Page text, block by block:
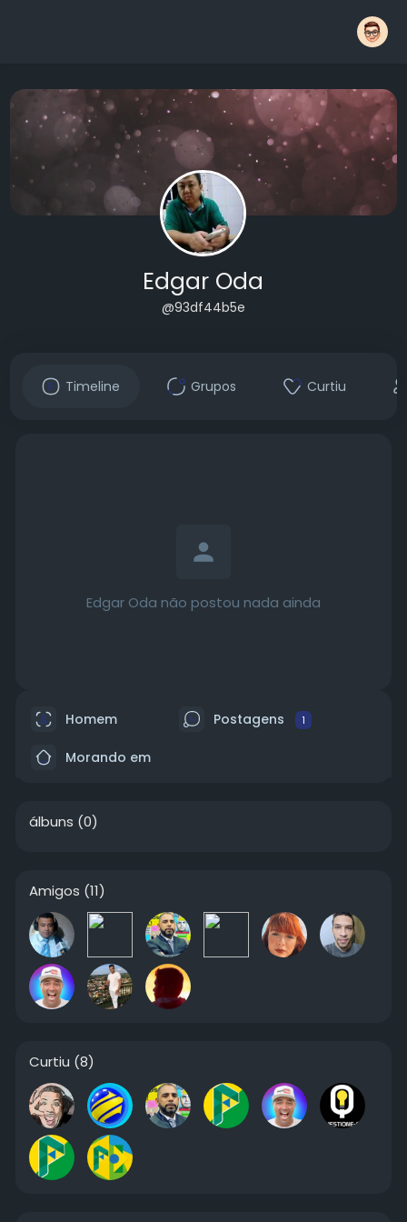
Edgar Oda
@93df44b5e
Timeline Grupos Curtiu
Edgar Oda não postou nada ainda
Homem Postagens 1
Morando em
álbuns (0)
Amigos (11)
Curtiu (8)